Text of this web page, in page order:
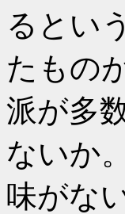
るとい
たもの
派が多
ないか
味がない